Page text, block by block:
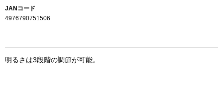
JANコード
4976790751506
明るさは3段階の調節が可能。